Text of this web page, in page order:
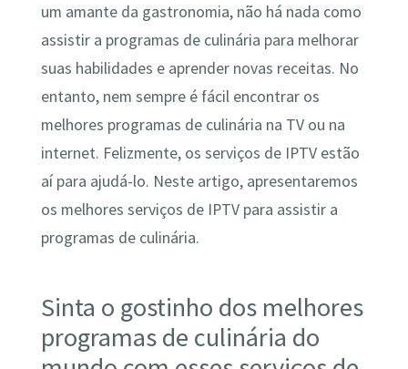
um amante da gastronomia, não há nada como
assistir a programas de culinária para melhorar
suas habilidades e aprender novas receitas. No
entanto, nem sempre é fácil encontrar os
melhores programas de culinária na TV ou na
internet. Felizmente, os serviços de IPTV estão
aí para ajudá-lo. Neste artigo, apresentaremos
os melhores serviços de IPTV para assistir a
programas de culinária.
Sinta o gostinho dos melhores
programas de culinária do